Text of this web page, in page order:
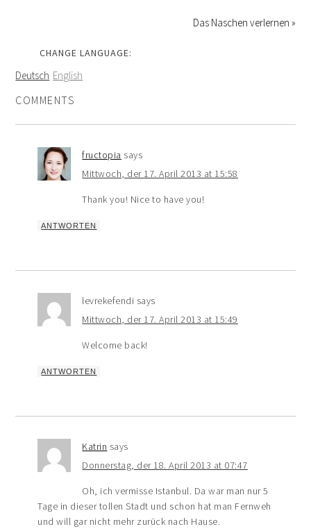
Das Naschen verlernen »
CHANGE LANGUAGE:
Deutsch English
COMMENTS
fructopia says
Mittwoch, der 17. April 2013 at 15:58
Thank you! Nice to have you!
ANTWORTEN
levrekefendi says
Mittwoch, der 17. April 2013 at 15:49
Welcome back!
ANTWORTEN
Katrin says
Donnerstag, der 18. April 2013 at 07:47
Oh, ich vermisse Istanbul. Da war man nur 5
Tage in dieser tollen Stadt und schon hat man Fernweh
und will gar nicht mehr zurück nach Hause.